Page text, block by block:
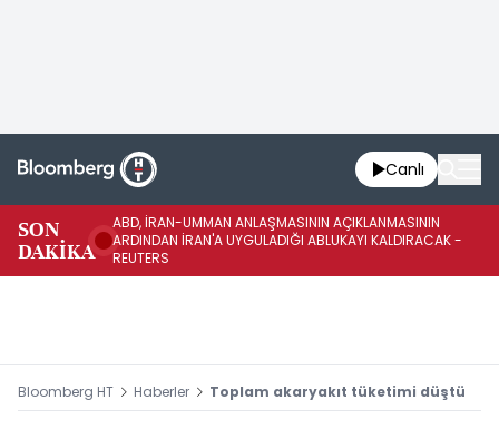
Canlı
SON
DAKİKA
ABD, İRAN-UMMAN ANLAŞMASININ AÇIKLANMASININ
ARDINDAN İRAN'A UYGULADIĞI ABLUKAYI KALDIRACAK -
REUTERS
Bloomberg HT Haberler Toplam akaryakıt tüketimi düştü